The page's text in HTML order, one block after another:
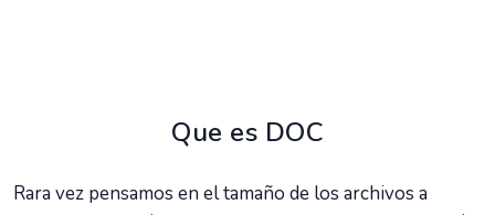
Que es DOC
Rara vez pensamos en el tamaño de los archivos a